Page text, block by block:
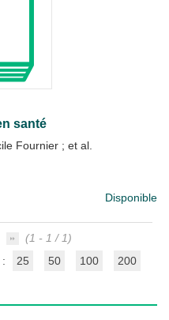
santé
Fournier ; et al.
Disponible
(1 - 1 / 1)
25 50 100 200